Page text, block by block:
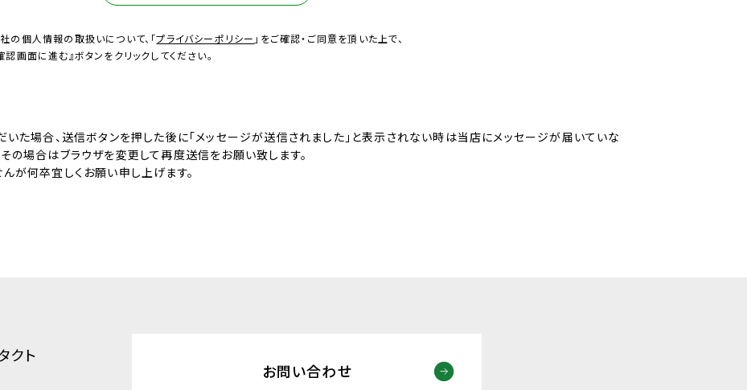
の個人情報の取扱いについて、「プライバシーポリシー 」をご確認・ご同意を頂いた上で、
認画面に進む』ボタンをクリックしてください。
いた場合、送信ボタンを押した後に「メッセージが送信されました」と表示されない時は当店にメッセージが届いていな
の場合はブラウザを変更して再度送信をお願い致します。
が何卒宜しくお願い申し上げます。
クト
お問い合わせ